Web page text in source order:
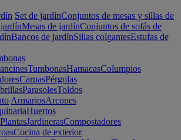
Set de jardínConjuntos de mesas y sillas de
Mesas de jardínConjuntos de sofás de
Bancos de jardínSillas colgantesEstufas de
TumbonasHamacasColumpios
CarpasPérgolas
ParasolesToldos
ArmariosArcones
Huertos
PlantasJardinerasCompostadores
Cocina de exterior